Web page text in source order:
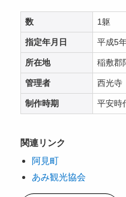
数 1躯
指定年月日 平成5
所在地 稲敷郡
管理者 西光寺
制作時期 平安時
関連リンク
阿見町
あみ観光協会